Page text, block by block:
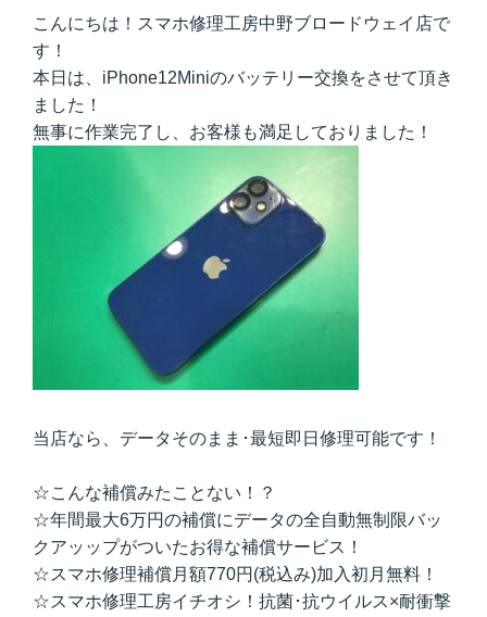
こんにちは！スマホ修理工房中野ブロードウェイ店で
す！
本日は、iPhone12Miniのバッテリー交換をさせて頂き
ました！
無事に作業完了し、お客様も満足しておりました！
当店なら、データそのまま･最短即日修理可能です！
☆こんな補償みたことない！？
☆年間最大6万円の補償にデータの全自動無制限バッ
クアッップがついたお得な補償サービス！
☆スマホ修理補償月額770円(税込み)加入初月無料！
☆スマホ修理工房イチオシ！抗菌･抗ウイルス×耐衝撃